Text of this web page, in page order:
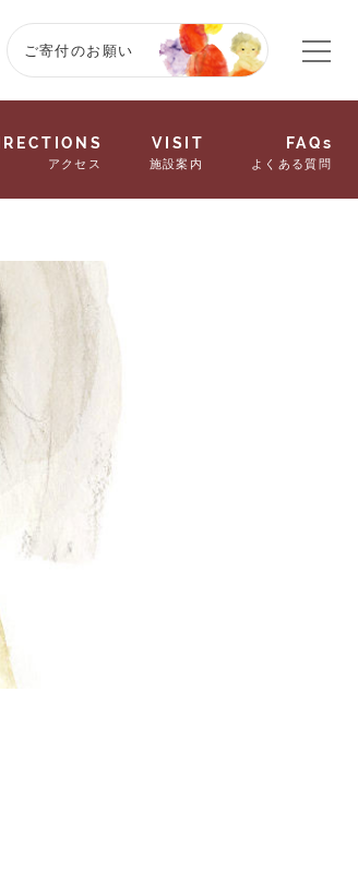
ご寄付のお願い
アクセス
VISIT
施設案内
FAQs
よくある質問